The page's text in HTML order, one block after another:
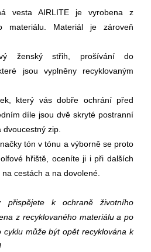
vesta AIRLITE je vyrobena z
materiálu. Materiál je zároveň
ženský střih, prošívání do
jsou vyplněny recyklovaným
který vás dobře ochrání před
díle jsou dvě skryté postranní
dvoucestný zip.
tón v tónu a výborně se proto
hřiště, oceníte ji i při dalších
na cestách a na dovolené.
přispějete k ochraně životního
z recyklovaného materiálua po
může být opět recyklována k